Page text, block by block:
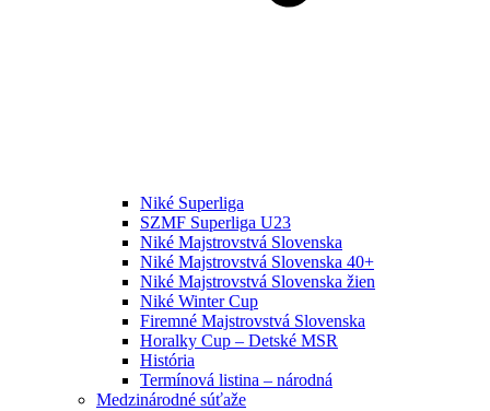
Niké Superliga
SZMF Superliga U23
Niké Majstrovstvá Slovenska
Niké Majstrovstvá Slovenska 40+
Niké Majstrovstvá Slovenska žien
Niké Winter Cup
Firemné Majstrovstvá Slovenska
Horalky Cup – Detské MSR
História
Termínová listina – národná
Medzinárodné súťaže